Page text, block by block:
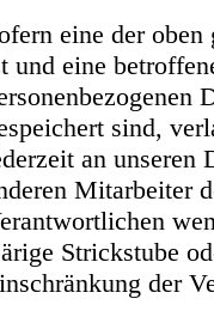
eine der oben
und eine
sind,
an unseren
Mitarbeiter
Strickstube
der